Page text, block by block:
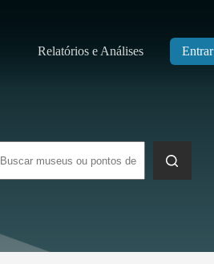
Relatórios e Análises Entrar
resultados